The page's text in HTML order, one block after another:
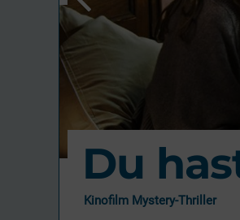
Du
Kinofilm Mystery-Thriller